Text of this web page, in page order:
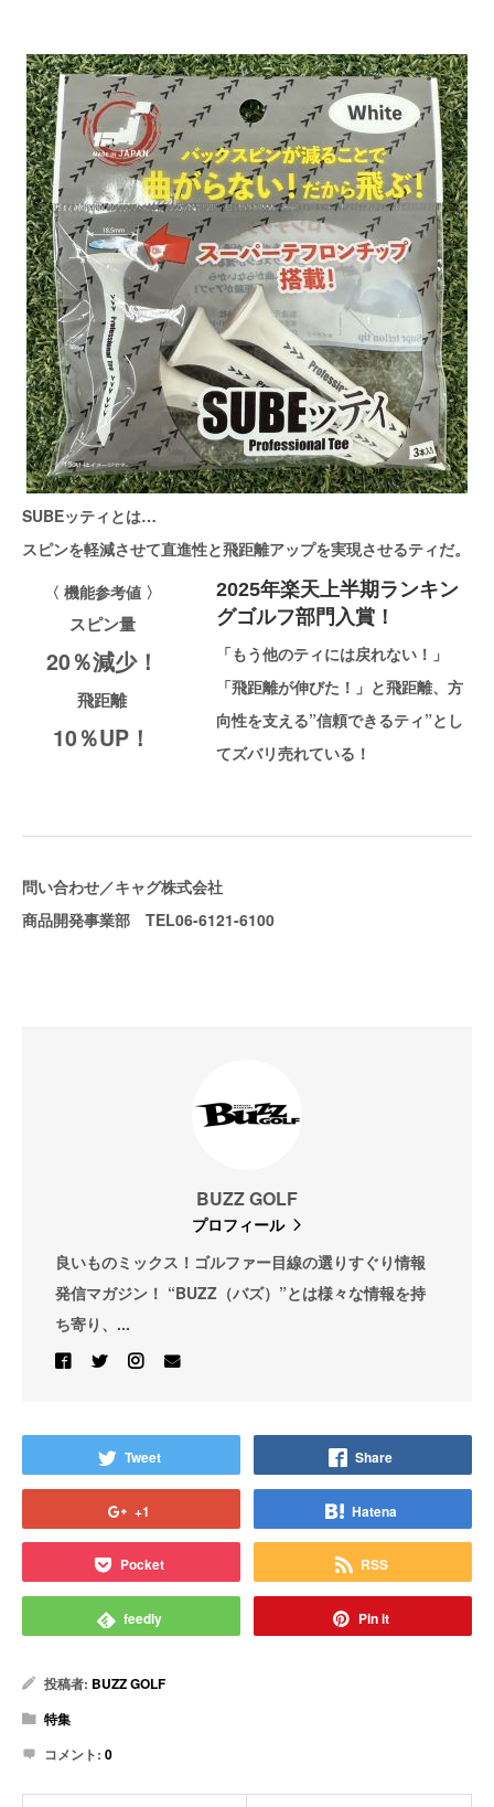
SUBEッティとは…
スピンを軽減させて直進性と飛距離アップを実現させるティだ。
〈 機能参考値 〉
スピン量
20％減少！
飛距離
10％UP！
2025年楽天上半期ランキン
グゴルフ部門入賞！
「もう他のティには戻れない！」
「飛距離が伸びた！」と飛距離、方
向性を支える”信頼できるティ”とし
てズバリ売れている！
問い合わせ／キャグ株式会社
商品開発事業部 TEL06-6121-6100
BUZZ GOLF
プロフィール
良いものミックス！ゴルファー目線の選りすぐり情報
発信マガジン！ “BUZZ（バズ）”とは様々な情報を持
ち寄り、...
Tweet Share
+1 Hatena
Pocket RSS
feedly Pin it
投稿者: BUZZ GOLF
特集
コメント: 0